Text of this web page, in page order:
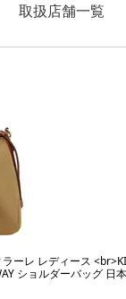
取扱店舗一覧
ーレ レディース
ショルダーバッグ 日